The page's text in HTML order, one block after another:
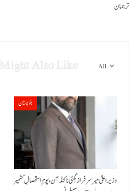
ترجمان
All
بلوچستان
وزیراعلیٰ میر سرفراز بگٹی نا کنڈ آن،یومِ استحصالِ کشمیر